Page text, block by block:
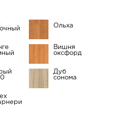
Ольха
Вишня
оксфорд
Дуб
сонома